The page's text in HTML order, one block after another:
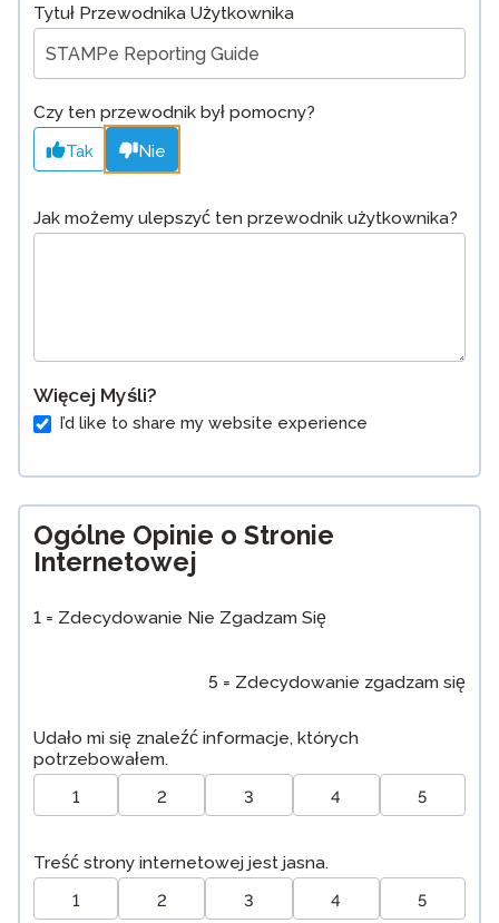
Tytuł Przewodnika Użytkownika
Czy ten przewodnik był pomocny?
Tak Nie
Jak możemy ulepszyć ten przewodnik użytkownika?
Więcej Myśli?
I’d like to share my website experience
Ogólne Opinie o Stronie
Internetowej
1 = Zdecydowanie Nie Zgadzam Się
5 = Zdecydowanie zgadzam się
Udało mi się znaleźć informacje, których
potrzebowałem.
1 2 3 4 5
Treść strony internetowej jest jasna.
1 2 3 4 5